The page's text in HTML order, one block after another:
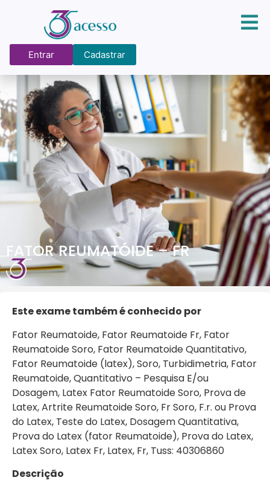
Entrar Cadastrar
FATOR REUMATÓIDE – FR
Este exame também é conhecido por
Fator Reumatoide, Fator Reumatoide Fr, Fator
Reumatoide Soro, Fator Reumatoide Quantitativo,
Fator Reumatoide (latex), Soro, Turbidimetria, Fator
Reumatoide, Quantitativo – Pesquisa E/ou
Dosagem, Latex Fator Reumatoide Soro, Prova de
Latex, Artrite Reumatoide Soro, Fr Soro, F.r. ou Prova
do Latex, Teste do Latex, Dosagem Quantitativa,
Prova do Latex (fator Reumatoide), Prova do Latex,
Latex Soro, Latex Fr, Latex, Fr, Tuss: 40306860
Descrição